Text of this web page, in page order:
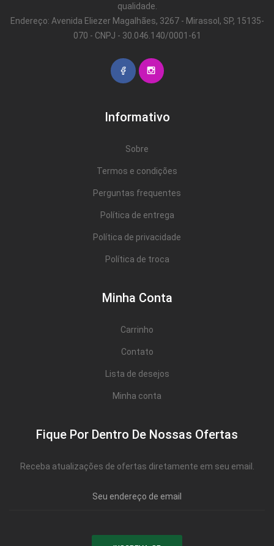
qualidade.
Endereço: Avenida Eliezer Magalhães, 3267 - Mirassol, SP, 15135-
070 - CNPJ - 30.046.140/0001-61
Informativo
Sobre
Termos e condições
Perguntas frequentes
Política de entrega
Política de privacidade
Política de troca
Minha Conta
Carrinho
Contato
Lista de desejos
Minha conta
Fique Por Dentro De Nossas Ofertas
Receba atualizações de ofertas diretamente em seu email.